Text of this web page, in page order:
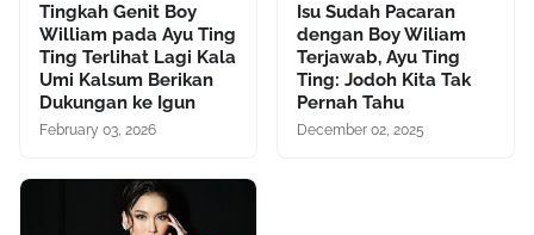
Tingkah Genit Boy
William pada Ayu Ting
Ting Terlihat Lagi Kala
Umi Kalsum Berikan
Dukungan ke Igun
February 03, 2026
Isu Sudah Pacaran
dengan Boy Wiliam
Terjawab, Ayu Ting
Ting: Jodoh Kita Tak
Pernah Tahu
December 02, 2025